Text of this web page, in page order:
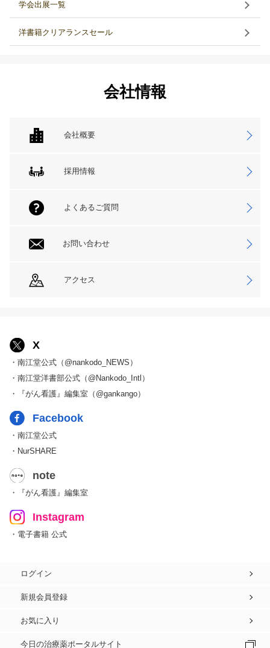
学会出展一覧
洋書籍クリアランスセール
会社情報
会社概要
採用情報
よくあるご質問
お問い合わせ
アクセス
X
・南江堂公式（@nankodo_NEWS）
・南江堂洋書部公式（@Nankodo_Intl）
・『がん看護』編集室（@gankango）
Facebook
・南江堂公式
・NurSHARE
note
・『がん看護』編集室
Instagram
・電子書籍 公式
ログイン
新規会員登録
お気に入り
今日の治療薬ポータルサイト